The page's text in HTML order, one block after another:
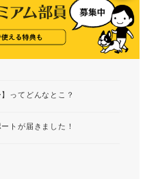
ってどんなとこ？
トが届きました！